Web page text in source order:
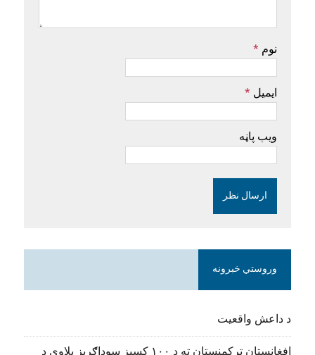
نوم *
ایمیل *
ویب پاڼه
وروستي خبرونه
د داعش واقعیت